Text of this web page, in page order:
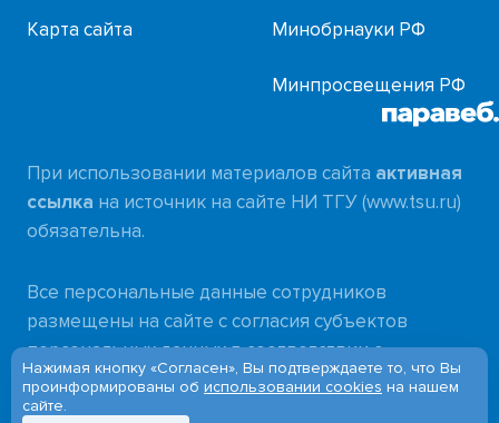
Карта сайта Минобрнауки РФ
Минпросвещения РФ
При использовании материалов сайта активная
ссылка на источник на сайте НИ ТГУ (www.tsu.ru)
обязательна.
Все персональные данные сотрудников
размещены на сайте с согласия субъектов
персональных данных в соответствии с
требованиями
Федерального закона от 27.07.2006 № 152-ФЗ
Нажимая кнопку «Согласен», Вы подтверждаете то, что Вы
проинформированы об использовании cookies на нашем
сайте.